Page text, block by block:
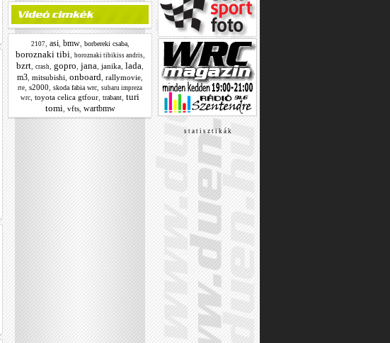
2107, asi, bmw, borbereki csaba,
boroznaki tibi boroznaki tibikiss andris,
bzrt crash gopro jana janika lada
m3 mitsubishi onboard rallymovie
rte s2000 skoda fabia wrc subaru impreza
wrc toyota celica gtfour trabant turi
tomi vfts, wartbmw
s t a t i s z t i k á k